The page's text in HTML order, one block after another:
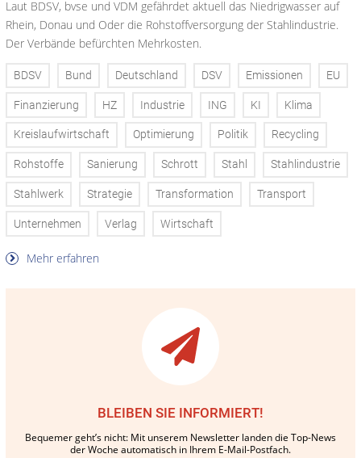
Laut BDSV, bvse und VDM gefährdet aktuell das Niedrigwasser auf
Rhein, Donau und Oder die Rohstoffversorgung der Stahlindustrie.
Der Verbände befürchten Mehrkosten.
BDSV Bund Deutschland DSV Emissionen EU
Finanzierung HZ Industrie ING KI Klima
Kreislaufwirtschaft Optimierung Politik Recycling
Rohstoffe Sanierung Schrott Stahl Stahlindustrie
Stahlwerk Strategie Transformation Transport
Unternehmen Verlag Wirtschaft
Mehr erfahren
BLEIBEN SIE INFORMIERT!
Bequemer geht’s nicht: Mit unserem Newsletter landen die Top-News
der Woche automatisch in Ihrem E-Mail-Postfach.